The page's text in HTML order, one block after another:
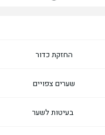
החזקת כדור
שערים צפויים
בעיטות לשער